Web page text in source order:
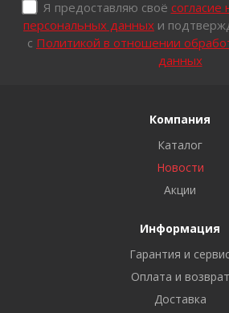
Я предоставляю своё согласие
персональных данных и
с Политикой в отношении
данных
Компания
Каталог
Новости
Акции
Информация
Гарантия и
Оплата и возврат
Доставка